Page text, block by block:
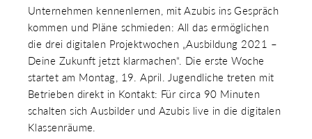
& ABSCHLÜSSE
& RECHT
PUBLIKATIONEN/TERMINE
Unternehmen kennenlernen, mit Azubis ins Gespräch
kommen und Pläne schmieden: All das ermöglichen
die drei digitalen Projektwochen „Ausbildung 2021 –
Deine Zukunft jetzt klarmachen“. Die erste Woche
startet am Montag, 19. April. Jugendliche treten mit
Betrieben direkt in Kontakt: Für circa 90 Minuten
schalten sich Ausbilder und Azubis live in die digitalen
Klassenräume.